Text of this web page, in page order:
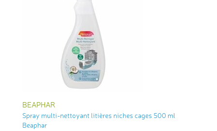
BEAPHAR
Spray multi-nettoyant litières niches cages 500 ml
Beaphar